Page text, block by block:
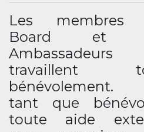
Les membres
Board et
Ambassadeurs
travaillent
bénévolement.
tant que
toute aide